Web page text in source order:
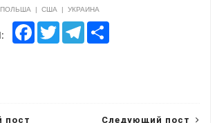
ПОЛЬША США УКРАИНА
F
T
T
e
S
Следующий пост
пост